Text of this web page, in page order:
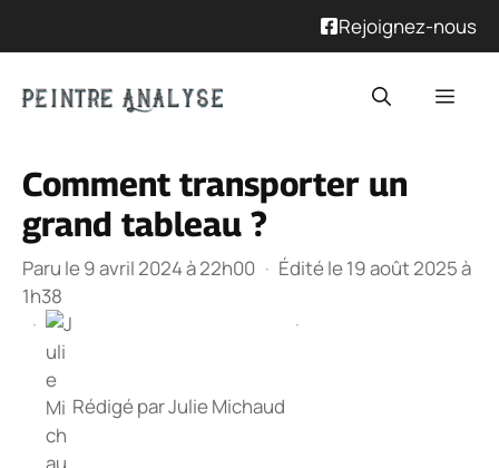
Rejoignez-nous
Comment transporter un
grand tableau ?
Paru le 9 avril 2024 à 22h00 · Édité le 19 août 2025 à
1h38
·
Rédigé parJulie Michaud
·